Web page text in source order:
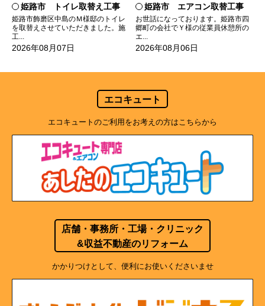
姫路市 トイレ取替え工事
姫路市飾磨区中島のＭ様邸のトイレ
を取替えさせていただきました。施
工...
2026年08月07日
姫路市 エアコン取替工事
お世話になっております。姫路市四
郷町の会社でＹ様の従業員休憩所の
エ...
2026年08月06日
エコキュート
エコキュートのご利用をお考えの方はこちらから
店舗・事務所・工場・クリニック
&収益不動産のリフォーム
かかりつけとして、便利にお使いくださいませ